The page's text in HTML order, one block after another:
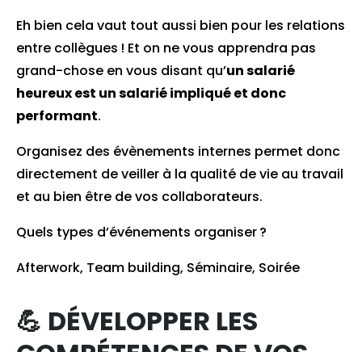
Eh bien cela vaut tout aussi bien pour les relations
entre collègues ! Et on ne vous apprendra pas
grand-chose en vous disant qu’un salarié
heureux est un salarié impliqué et donc
performant.
Organisez des évènements internes permet donc
directement de veiller à la qualité de vie au travail
et au bien être de vos collaborateurs.
Quels types d’événements organiser ?
Afterwork, Team building, Séminaire, Soirée
💪 DÉVELOPPER LES